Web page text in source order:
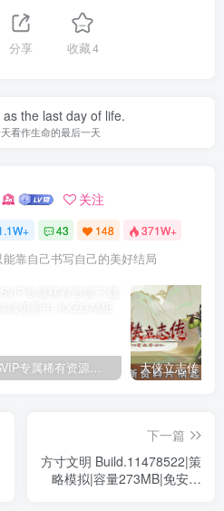
分享 收藏4
the last day of life.
看作生命的最后一天
关注
43 148 371W+
靠自己书写自己的美好结局
SVIP专属稀有资源下载 – 持续更新中
下一篇
方寸文明 Build.11478522|策
略模拟|容量273MB|免安装